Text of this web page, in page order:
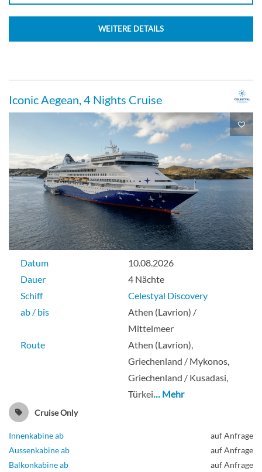
WEITERE DETAILS
Iconic Aegean, 4 Nights Cruise
Datum
10.08.2026
Dauer
4 Nächte
Schiff
Celestyal Discovery
ab / bis
Athen (Lavrion) /
Mittelmeer
Route
Athen (Lavrion),
Griechenland / Mykonos,
Griechenland / Kusadasi,
Türkei… Mehr
Cruise Only
Innenkabine ab
auf Anfrage
Aussenkabine ab
auf Anfrage
Balkonkabine ab
auf Anfrage